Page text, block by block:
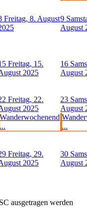
Freitag, 8. August9
August
Freitag, 15.
2025
16
August
Freitag, 22.
2025
Wanderwochenend
...
23
August
...
Freitag, 29.
2025
30
August
ausgetragen werden